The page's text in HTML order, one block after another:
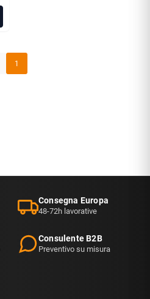
1
Consegna Europa
48-72h lavorative
Consulente B2B
Preventivo su misura